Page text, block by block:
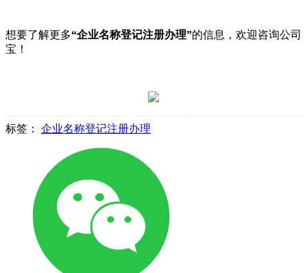
想要了解更多“企业名称登记注册办理”的信息，欢迎咨询公司
宝！
标签： 企业名称登记注册办理